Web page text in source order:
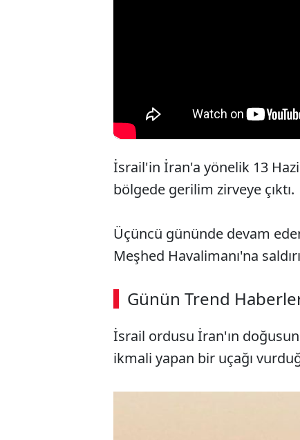
İsrail'in İran'a yönelik 13
bölgede gerilim zirveye çıktı.
Üçüncü gününde devam
Meşhed Havalimanı'na
Günün Trend
İsrail ordusu İran'ın
ikmali yapan bir uçağı